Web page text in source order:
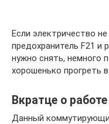
Если электричество
предохранитель F21 и
нужно снять, немного
хорошенько прогреть
Вкратце о
Данный